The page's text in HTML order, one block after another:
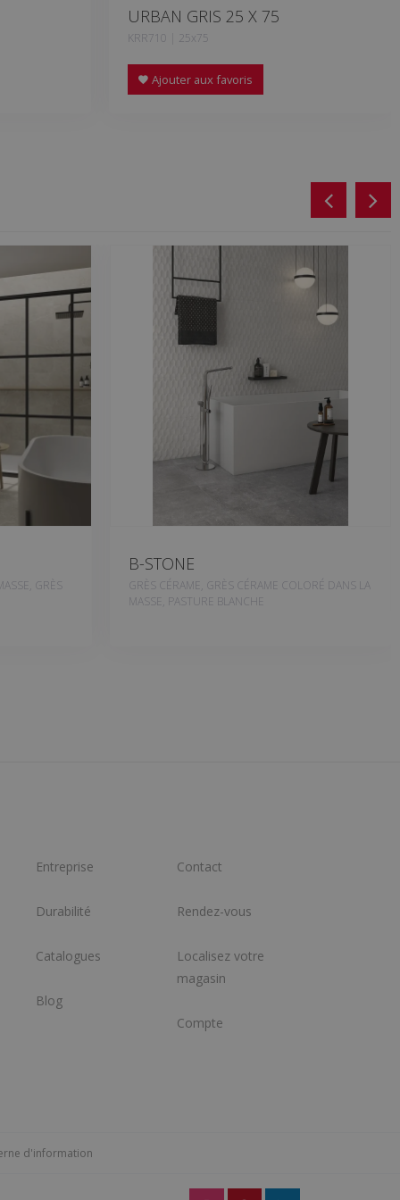
URBAN GRIS 25 X 75
KRR710 | 25x75
Ajouter aux favoris
GRÈS
B-STONE
GRÈS CÉRAME, GRÈS CÉRAME COLORÉ DANS LA
MASSE, PASTURE BLANCHE
Entreprise
Durabilité
Catalogues
Blog
Contact
Rendez-vous
Localisez votre
magasin
Compte
d'information